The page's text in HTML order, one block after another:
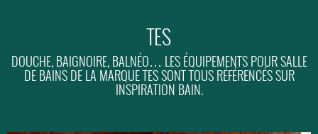
GUIDE
TES
DOUCHE, BAIGNOIRE, BALNÉO… LES ÉQUIPEMENTS POUR SALLE
DE BAINS DE LA MARQUE TES SONT TOUS RÉFÉRENCÉS SUR
INSPIRATION BAIN.